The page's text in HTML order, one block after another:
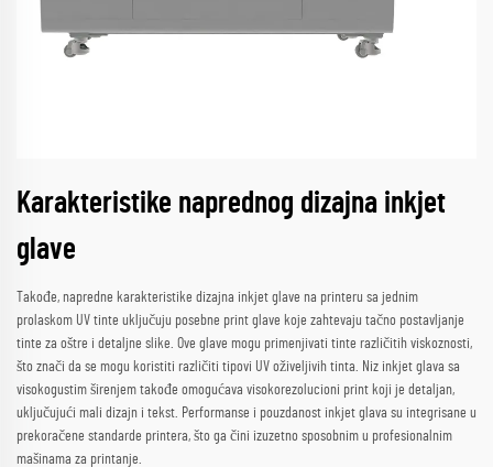
Karakteristike naprednog dizajna inkjet
glave
Takođe, napredne karakteristike dizajna inkjet glave na printeru sa jednim
prolaskom UV tinte uključuju posebne print glave koje zahtevaju tačno postavljanje
tinte za oštre i detaljne slike. Ove glave mogu primenjivati tinte različitih viskoznosti,
što znači da se mogu koristiti različiti tipovi UV oživeljivih tinta. Niz inkjet glava sa
visokogustim širenjem takođe omogućava visokorezolucioni print koji je detaljan,
uključujući mali dizajn i tekst. Performanse i pouzdanost inkjet glava su integrisane u
prekoračene standarde printera, što ga čini izuzetno sposobnim u profesionalnim
mašinama za printanje.